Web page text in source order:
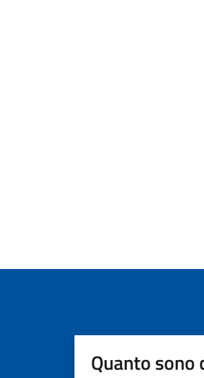
Quanto sono